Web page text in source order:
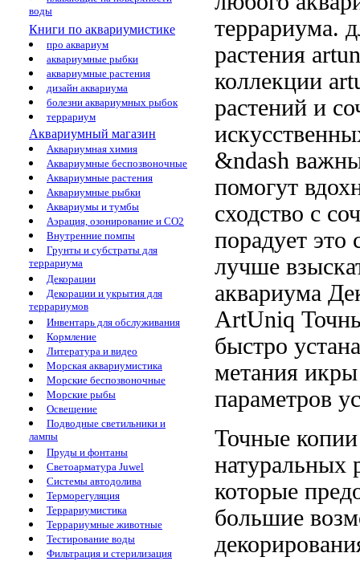
воды
Книги по аквариумистике
про аквариум
аквариумные рыбки
аквариумные растения
дизайн аквариума
болезни аквариумных рыбок
террариум
Аквариумный магазин
Аквариумная химия
Аквариумные беспозвоночные
Аквариумные растения
Аквариумные рыбки
Аквариумы и тумбы
Аэрация, озонирование и CO2
Внутренние помпы
Грунты и субстраты для
террариума
Декорации
Декорации и укрытия для
террариумов
Инвентарь для обслуживания
Кормление
Литература и видео
Морская аквариумистика
Морские беспозвоночные
Морские рыбы
Освещение
Подводные светильники и
лампы
Пруды и фонтаны
Светоарматура Juwel
Системы автодолива
Терморегуляция
Террариумистика
Террариумные животные
Тестирование воды
Фильтрация и стерилизация
террариума.
растения
коллекции
растений и
&ndash
помогут
сходство с
порадует это
лучше
аквариума
ArtUniq
быстро
метания
параметров
Точные
натуральных
которые
большие